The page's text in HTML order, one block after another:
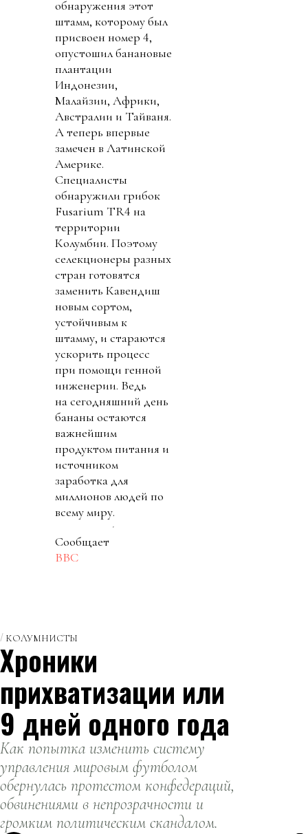
обнаружения этот
штамм, которому был
присвоен номер 4,
опустошил банановые
плантации
Индонезии,
Малайзии, Африки,
Австралии и Тайваня.
А теперь впервые
замечен в Латинской
Америке.
Специалисты
обнаружили грибок
Fusarium TR4 на
территории
Колумбии. Поэтому
селекционеры разных
стран готовятся
заменить Кавендиш
новым сортом,
устойчивым к
штамму, и стараются
ускорить процесс
при помощи генной
инженерии. Ведь
на сегодняшний день
бананы остаются
важнейшим
продуктом питания и
источником
заработка для
миллионов людей по
всему миру.
Сообщает
BBC
КОЛУМНИСТЫ
Хроники
прихватизации или
9 дней одного года
Как попытка изменить систему
управления мировым футболом
обернулась протестом конфедераций,
обвинениями в непрозрачности и
громким политическим скандалом.